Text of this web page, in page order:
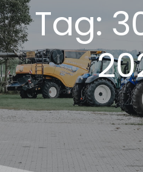
Tag: